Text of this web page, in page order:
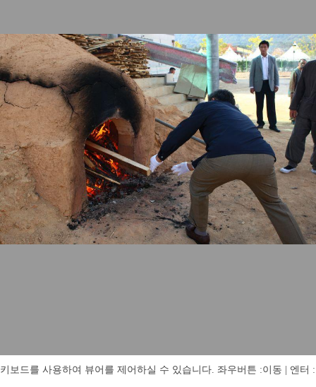
키보드를 사용하여 뷰어를 제어하실 수 있습니다. 좌우버튼 :이동 | 엔터